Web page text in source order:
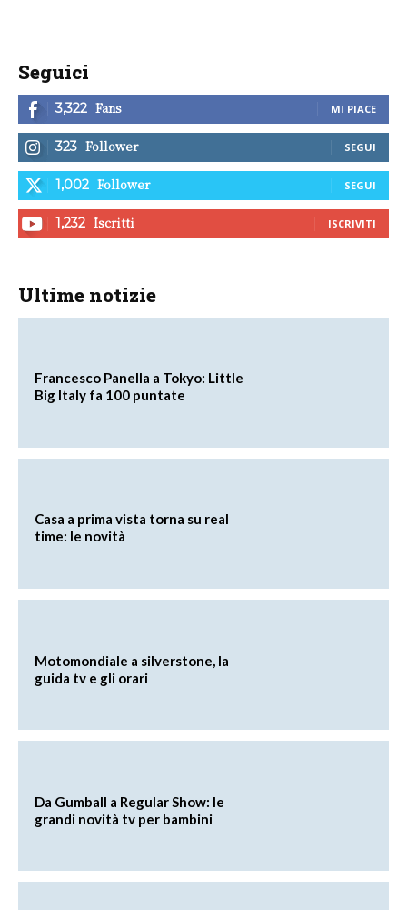
Seguici
3,322 Fans MI PIACE
323 Follower SEGUI
1,002 Follower SEGUI
1,232 Iscritti ISCRIVITI
Ultime notizie
Francesco Panella a Tokyo: Little
Big Italy fa 100 puntate
Casa a prima vista torna su real
time: le novità
Motomondiale a silverstone, la
guida tv e gli orari
Da Gumball a Regular Show: le
grandi novità tv per bambini